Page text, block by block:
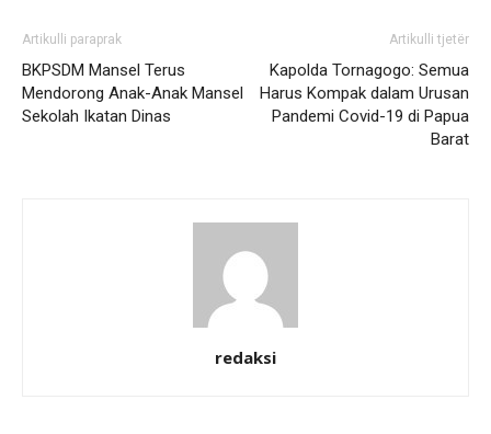
Artikulli paraprak
BKPSDM Mansel Terus
Mendorong Anak-Anak Mansel
Sekolah Ikatan Dinas
Artikulli tjetër
Kapolda Tornagogo: Semua
Harus Kompak dalam Urusan
Pandemi Covid-19 di Papua
Barat
redaksi